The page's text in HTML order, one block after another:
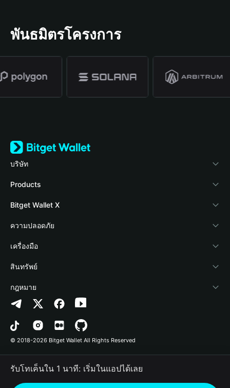
พันธมิตรโครงการ
บริษัท
เกี่ยวกับ Bitget Wallet
Blog
Academy
ข่าวสารด้านคริปโต
ศูนย์ช่วยเหลือ
ติดต่อเรา
ทรัพยากรข้อมูลของแบรนด์
อาชีพ
Products
Crypto Card
Stablecoin Earn
Payfi Crypto
Crypto Swap API
Altcoin Season Index
Prediction Markets
DApp
RWA
Bitget Wallet X
นักพัฒนา
เชื่อมต่อ Wallet
Bitget Wallet Pay
ลิสต์โปรเจกต์
ความปลอดภัย
Protection Fund
เทคโนโลยีความปลอดภัย
เครื่องมือ
ซื้อคริปโต
การตรวจจับการอนุญาต
การตรวจจับสัญญา
การโอนเป็นชุด
สินทรัพย์
Arbitrum
Avalanche
Bitcoin
Polygon
กฎหมาย
นโยบายความเป็นส่วนตัว
ข้อตกลงในการใช้บริการ
© 2018-2026 Bitget Wallet All Rights Reserved
รับโทเค็นใน 1 นาที: เริ่มในแอปได้เลย